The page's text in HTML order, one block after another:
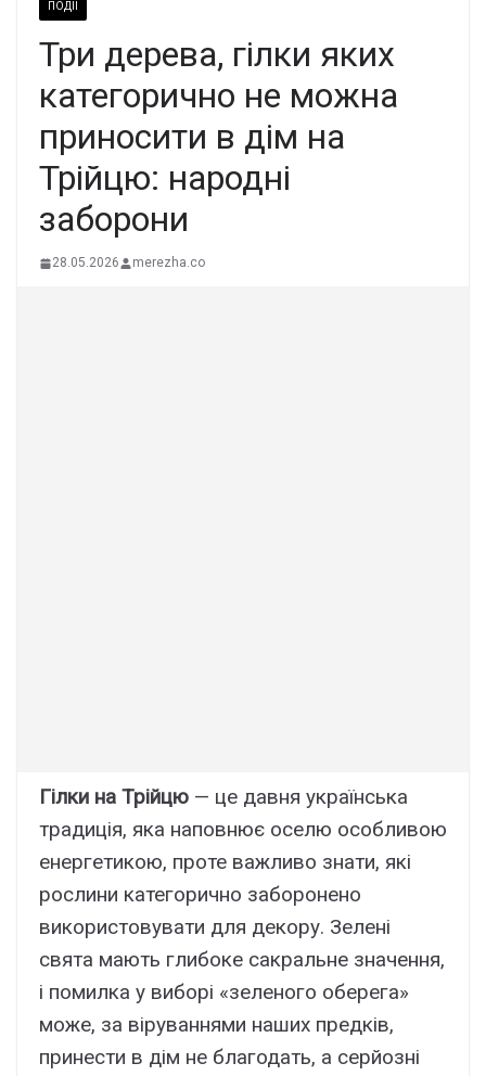
ПОДІЇ
Три дерева, гілки яких
категорично не можна
приносити в дім на
Трійцю: народні
заборони
28.05.2026 merezha.co
Гілки на Трійцю — це давня українська
традиція, яка наповнює оселю особливою
енергетикою, проте важливо знати, які
рослини категорично заборонено
використовувати для декору. Зелені
свята мають глибоке сакральне значення,
і помилка у виборі «зеленого оберега»
може, за віруваннями наших предків,
принести в дім не благодать, а серйозні